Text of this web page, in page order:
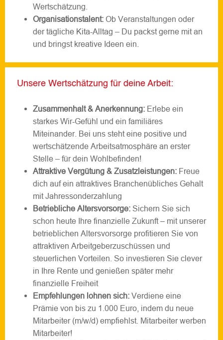
Wertschätzung.
Organisationstalent: Ob Veranstaltungen oder
der tägliche Kita-Alltag – Du packst gerne mit an
und bringst kreative Ideen ein.
Unsere Wertschätzung für deine Arbeit:
Zusammenhalt & Anerkennung: Erlebe ein
starkes Wir-Gefühl und ein familiäres
Miteinander. Bei uns steht eine positive und
wertschätzende Arbeitsatmosphäre an erster
Stelle – für dein Wohlbefinden!
Attraktive Vergütung & Zusatzleistungen: Freue
dich auf ein attraktives Branchenübliches Gehalt
mit Jahressonderzahlung
Betriebliche Altersvorsorge: Sichern Sie sich
schon heute Ihre finanzielle Zukunft – mit unserer
betrieblichen Altersvorsorge profitieren Sie von
attraktiven Arbeitgeberzuschüssen und
steuerlichen Vorteilen. So investieren Sie clever
in Ihre Rente und genießen später mehr
finanzielle Freiheit
Empfehlungen lohnen sich: Verdiene eine
Prämie von bis zu 1.000 Euro, indem du neue
Mitarbeiter (m/w/d) empfiehlst. Mitarbeiter werben
Mitarbeiter!